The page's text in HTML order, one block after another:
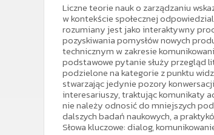
Liczne teorie nauk o zarządzaniu
w kontekście społecznej
rozumiany jest jako interaktywny
pozyskiwania pomysłów nowych
technicznym w zakresie
podstawowe pytanie służy przegląd
podzielone na kategorie z punktu
stwarzając jedynie pozory
interesariuszy, traktując komunikaty
nie należy odnosić do mniejszych
dalszych badań naukowych, a
Słowa kluczowe: dialog,